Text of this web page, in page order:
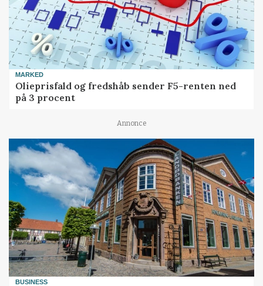
MARKED
Olieprisfald og fredshåb sender F5-renten ned
på 3 procent
Annonce
BUSINESS